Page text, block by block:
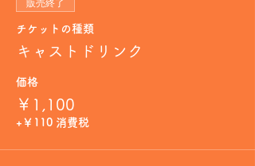
販売終了
チケットの種類
キャストドリンク
価格
￥1,100
+￥110 消費税